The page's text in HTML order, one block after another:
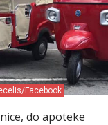
Facebook
do apoteke